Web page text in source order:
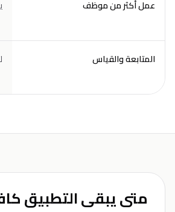
عمل أكثر من موظف
المتابعة والقياس
متى يبقى التطبيق